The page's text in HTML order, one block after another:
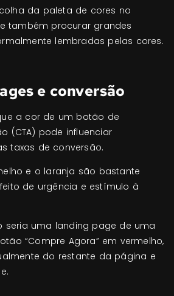
da paleta de cores no
também procurar grandes
lembradas pelas cores.
e conversão
a cor de um botão de
(CTA) pode influenciar
taxas de conversão.
e o laranja são bastante
de urgência e estímulo à
seria uma landing page de uma
“Compre Agora” em vermelho,
do restante da página e